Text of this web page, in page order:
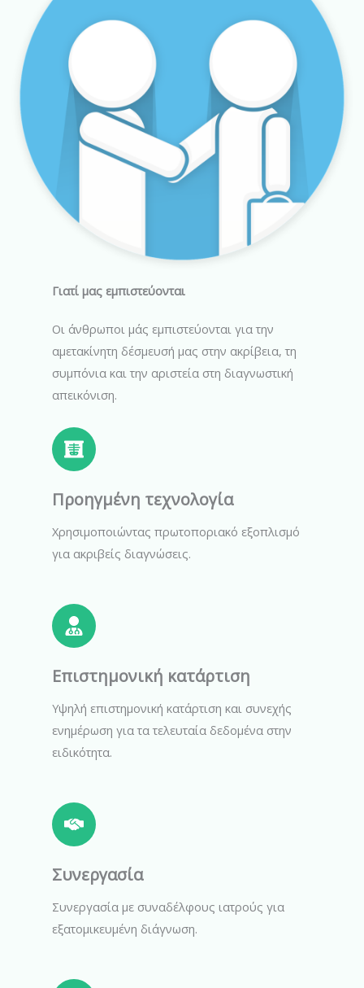
Γιατί μας εμπιστεύονται
Οι άνθρωποι μάς εμπιστεύονται για την
αμετακίνητη δέσμευσή μας στην ακρίβεια, τη
συμπόνια και την αριστεία στη διαγνωστική
απεικόνιση.
Προηγμένη τεχνολογία
Χρησιμοποιώντας πρωτοποριακό εξοπλισμό
για ακριβείς διαγνώσεις.
Επιστημονική κατάρτιση
Υψηλή επιστημονική κατάρτιση και συνεχής
ενημέρωση για τα τελευταία δεδομένα στην
ειδικότητα.
Συνεργασία
Συνεργασία με συναδέλφους ιατρούς για
εξατομικευμένη διάγνωση.